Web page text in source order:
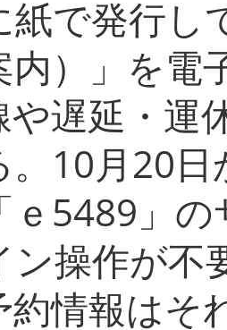
紙で発行し
内）」を電
や遅延・運
。10月20
ｅ5489」
ン操作が不
約情報はそ